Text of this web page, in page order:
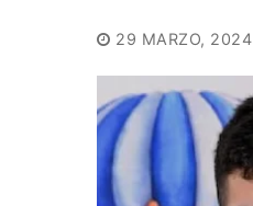
29 MARZO, 2024